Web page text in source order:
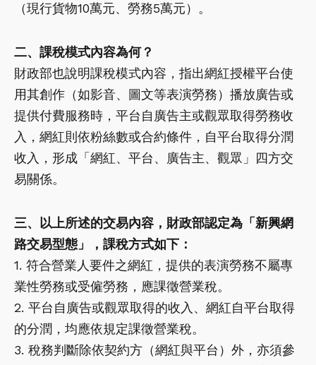
（現行貨物10萬元、勞務5萬元）。
二、課稅模式內容為何？
財政部也說明課稅模式內容，指出網紅授權平台使
用其創作（如影音、圖文等表演勞務）播放廣告或
提供付費服務時，平台自廣告主或觀眾取得勞務收
入，網紅則依粉絲數或合約條件，自平台取得分潤
收入，形成「網紅、平台、廣告主、觀眾」四方交
易關係。
三、以上所述的交易內容，財政部認定為「新興網
路交易型態」，課稅方式如下：
1. 符合營業人要件之網紅，提供的表演勞務不屬專
業性勞務或受僱勞務，應課徵營業稅。
2. 平台自廣告或觀眾取得的收入、網紅自平台取得
的分潤，均應依規定課徵營業稅。
3. 稅務判斷除依契約方（網紅與平台）外，亦須參